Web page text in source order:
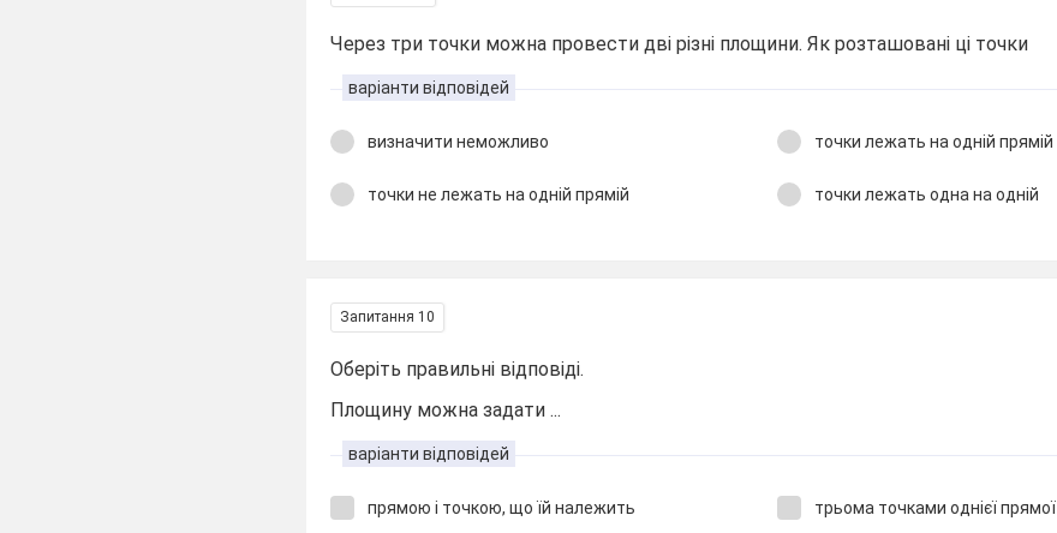
Через три точки можна провести дві різні площини. Як розташовані ці точки
варіанти відповідей
визначити неможливо точки лежать на одній прямій
точки не лежать на одній прямій точки лежать одна на одній
Запитання 10
Оберіть правильні відповіді.
Площину можна задати ...
варіанти відповідей
прямою і точкою, що їй належить трьома точками однієї прямої